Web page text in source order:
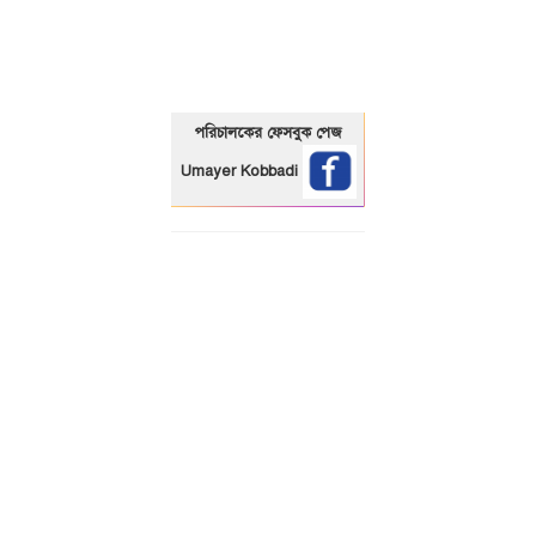
পরিচালকের ফেসবুক পেজ
Umayer Kobbadi